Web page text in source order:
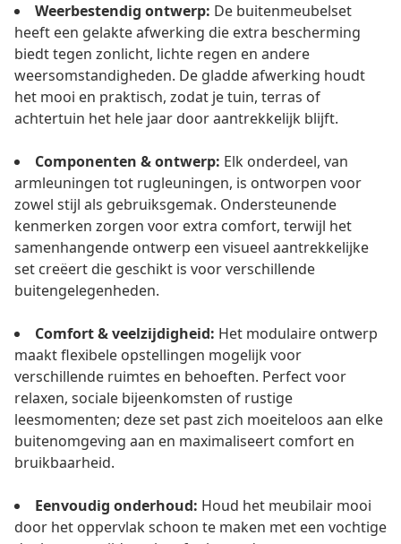
Weerbestendig ontwerp: De buitenmeubelset
heeft een gelakte afwerking die extra bescherming
biedt tegen zonlicht, lichte regen en andere
weersomstandigheden. De gladde afwerking houdt
het mooi en praktisch, zodat je tuin, terras of
achtertuin het hele jaar door aantrekkelijk blijft.
Componenten & ontwerp: Elk onderdeel, van
armleuningen tot rugleuningen, is ontworpen voor
zowel stijl als gebruiksgemak. Ondersteunende
kenmerken zorgen voor extra comfort, terwijl het
samenhangende ontwerp een visueel aantrekkelijke
set creëert die geschikt is voor verschillende
buitengelegenheden.
Comfort & veelzijdigheid: Het modulaire ontwerp
maakt flexibele opstellingen mogelijk voor
verschillende ruimtes en behoeften. Perfect voor
relaxen, sociale bijeenkomsten of rustige
leesmomenten; deze set past zich moeiteloos aan elke
buitenomgeving aan en maximaliseert comfort en
bruikbaarheid.
Eenvoudig onderhoud: Houd het meubilair mooi
door het oppervlak schoon te maken met een vochtige